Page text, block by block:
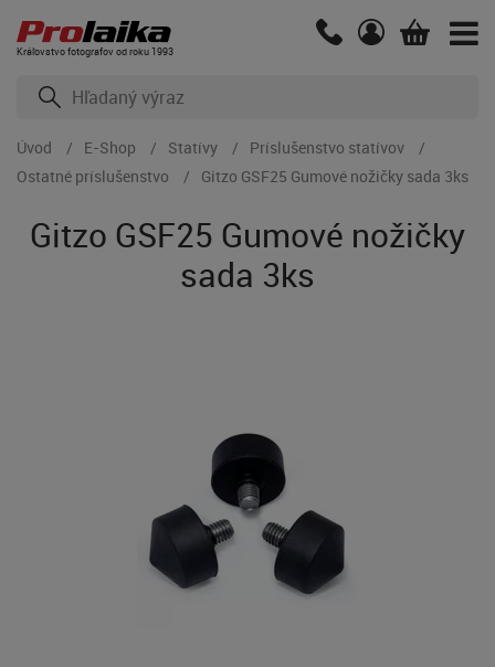
Kráľovstvo fotografov od roku 1993
Úvod E-Shop Statívy
Príslušenstvo statívov
Ostatné príslušenstvo
Gitzo GSF25 Gumové nožičky sada 3ks
Gitzo GSF25 Gumové nožičky
sada 3ks